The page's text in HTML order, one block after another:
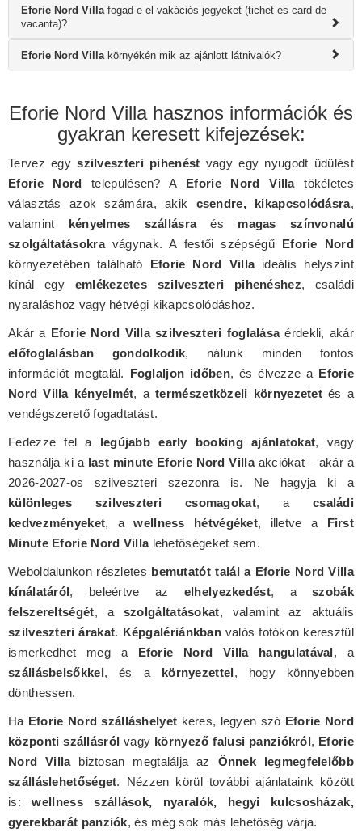
Eforie Nord Villa fogad-e el vakációs jegyeket (tichet és card de
vacanta)?
Eforie Nord Villa környékén mik az ajánlott látnivalók?
Eforie Nord Villa hasznos információk és
gyakran keresett kifejezések:
Tervez egyszilveszteri pihenést vagy egy nyugodt üdülést
Eforie Nord településen? A Eforie Nord Villatökéletes
választás azok számára, akik csendre, kikapcsolódásra,
valamint kényelmes szállásraés magas színvonalú
szolgáltatásokravágynak. A festői szépségű Eforie Nord
környezetében található Eforie Nord Villaideális helyszínt
kínál egy emlékezetes szilveszteri pihenéshez, családi
nyaraláshoz vagy hétvégi kikapcsolódáshoz.
Akár a Eforie Nord Villa szilveszteri foglalásaérdekli, akár
előfoglalásban gondolkodik, nálunk minden fontos
információt megtalál. Foglaljon időben, és élvezze a Eforie
Nord Villa kényelmét, atermészetközeli környezetet és a
vendégszerető fogadtatást.
Fedezze fel a legújabb early booking ajánlatokat, vagy
használja ki a last minute Eforie Nord Villaakciókat – akár a
2026-2027-os szilveszteri szezonra is. Ne hagyja ki a
különleges szilveszteri csomagokat, a családi
kedvezményeket, awellness hétvégéket, illetve a First
Minute Eforie Nord Villalehetőségeket sem.
Weboldalunkon részletes bemutatót talál a Eforie Nord Villa
kínálatáról, beleértve az elhelyezkedést, aszobák
felszereltségét, a szolgáltatásokat, valamint az aktuális
szilveszteri árakat. Képgalériánkban valós fotókon keresztül
ismerkedhet meg a Eforie Nord Villa hangulatával, a
szállásbelsőkkel, és a környezettel, hogy könnyebben
dönthessen.
Ha Eforie Nord szálláshelyet keres, legyen szó Eforie Nord
központi szállásról vagy környező falusi panziókról, Eforie
Nord Villabiztosan megtalálja az Önnek legmegfelelőbb
szálláslehetőséget. Nézzen körül további ajánlataink között
is:wellness szállások, nyaralók, hegyi kulcsosházak,
gyerekbarát panziók, és még sok más lehetőség várja.